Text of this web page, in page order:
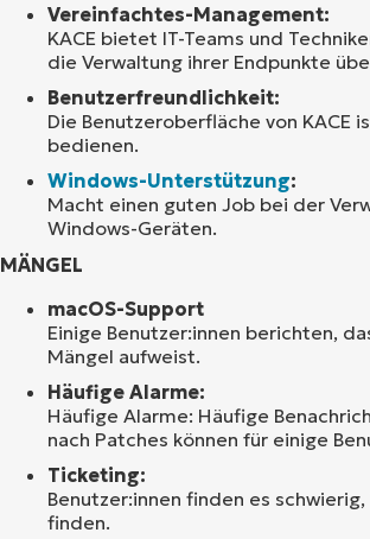
Vereinfachtes-Management:
KACE bietet IT-Teams und
die Verwaltung ihrer Endpunkte
Benutzerfreundlichkeit:
Die Benutzeroberfläche von KACE
bedienen.
Windows-Unterstützung:
Macht einen guten Job bei der
Windows-Geräten.
MÄNGEL
macOS-Support
Einige Benutzer:innen berichten,
Mängel aufweist.
Häufige Alarme:
Häufige Alarme: Häufige
nach Patches können für einige
Ticketing:
Benutzer:innen finden es
finden.